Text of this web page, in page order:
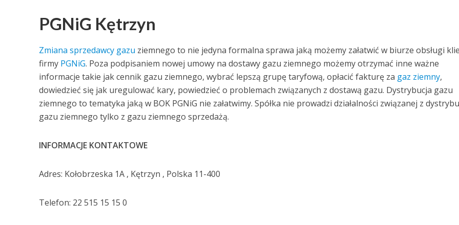
PGNiG Kętrzyn
Zmiana sprzedawcy gazu ziemnego to nie jedyna formalna sprawa jaką możemy załatwić w biurze obsługi
firmy PGNiG. Poza podpisaniem nowej umowy na dostawy gazu ziemnego możemy otrzymać inne ważne
informacje takie jak cennik gazu ziemnego, wybrać lepszą grupę taryfową, opłacić fakturę za gaz ziemny,
dowiedzieć się jak uregulować kary, powiedzieć o problemach związanych z dostawą gazu. Dystrybucja gazu
ziemnego to tematyka jaką w BOK PGNiG nie załatwimy. Spółka nie prowadzi działalności związanej z
gazu ziemnego tylko z gazu ziemnego sprzedażą.
INFORMACJE KONTAKTOWE
Adres: Kołobrzeska 1A , Kętrzyn , Polska 11-400
Telefon: 22 515 15 15 0